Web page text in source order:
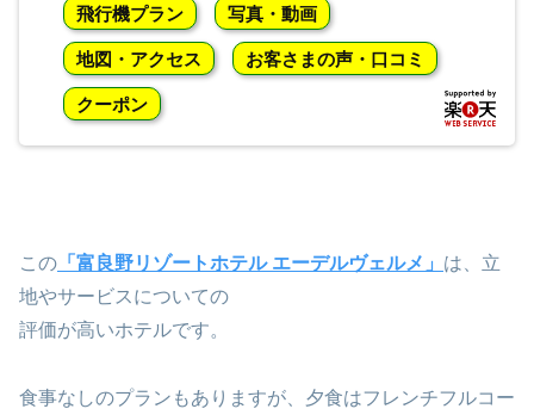
飛行機プラン 写真・動画
地図・アクセス お客さまの声・口コミ
クーポン
この 「富良野リゾートホテル エーデルヴェルメ」 は、立
地やサービスについての
評価が高いホテルです。
食事なしのプランもありますが、夕食はフレンチフルコー